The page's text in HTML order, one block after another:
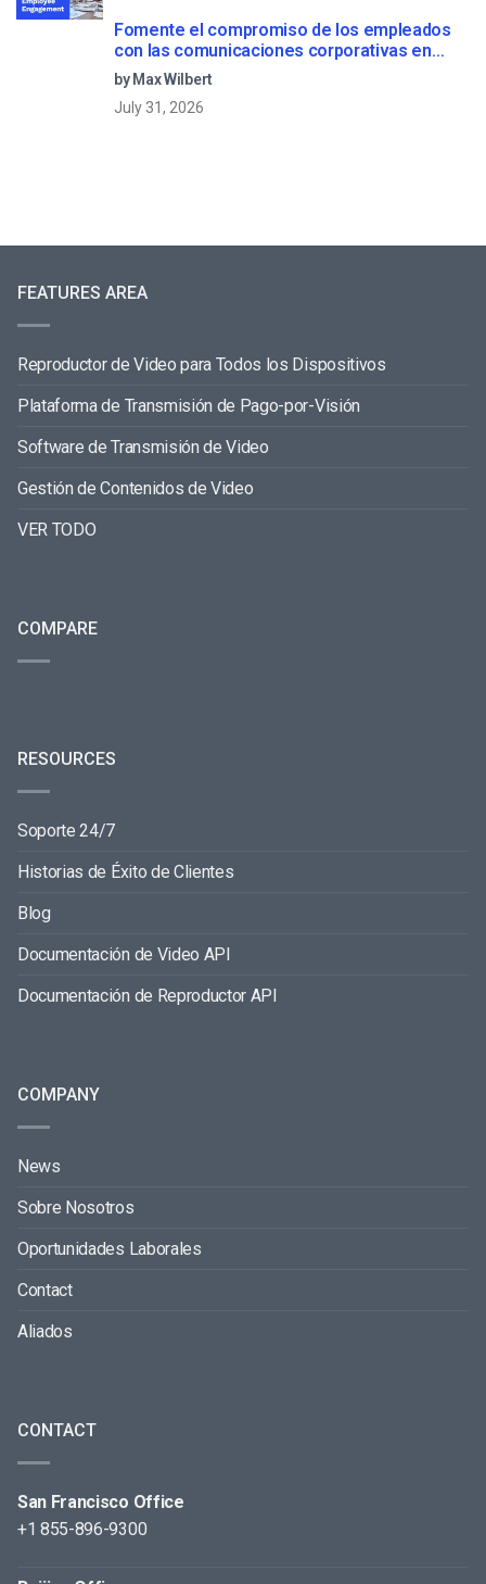
Fomente el compromiso de los empleados
con las comunicaciones corporativas en
directo
by Max Wilbert
July 31, 2026
FEATURES AREA
Reproductor de Video para Todos los Dispositivos
Plataforma de Transmisión de Pago-por-Visión
Software de Transmisión de Video
Gestión de Contenidos de Video
VER TODO
COMPARE
RESOURCES
Soporte 24/7
Historias de Éxito de Clientes
Blog
Documentación de Video API
Documentación de Reproductor API
COMPANY
News
Sobre Nosotros
Oportunidades Laborales
Contact
Aliados
CONTACT
San Francisco Office
+1 855-896-9300